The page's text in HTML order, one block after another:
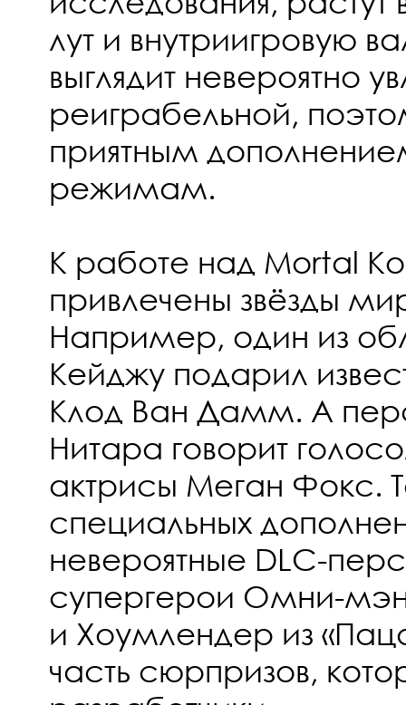
лут и внутриигровую
выглядит невероятно
реиграбельной,
приятным
режимам.
К работе над Mortal
привлечены звёзды
Например, один из
Кейджу подарил
Клод Ван Дамм. А
Нитара говорит
актрисы Меган Фокс.
специальных
невероятные DLC-
супергерои Омни-мэн
и Хоумлендер из
часть сюрпризов,